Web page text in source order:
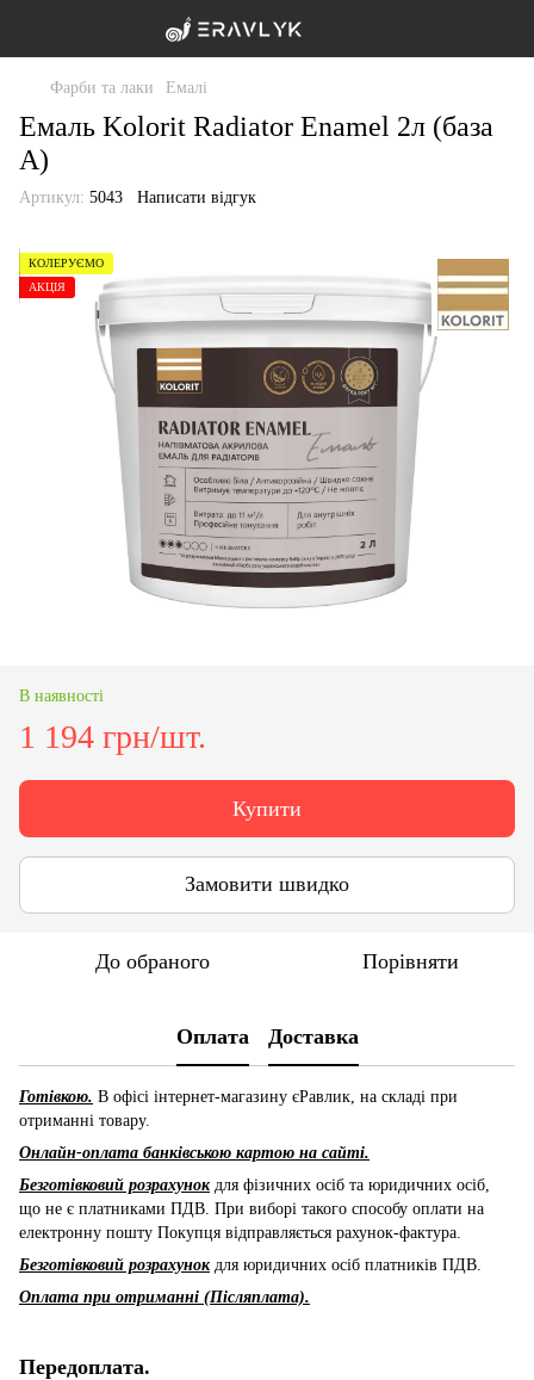
Фарби та лаки Емалі
Емаль Kolorit Radiator Enamel 2л (база
A)
Артикул: 5043 Написати відгук
КОЛЕРУЄМО
АКЦІЯ
В наявності
1 194 грн/шт.
Купити
Замовити швидко
До обраного Порівняти
Оплата Доставка
Готівкою. В офісі інтернет-магазину єРавлик, на складі при
отриманні товару.
Онлайн-оплата банківською картою на сайті.
Безготівковий розрахунокдля фізичних осіб та юридичних осіб,
що не є платниками ПДВ. При виборі такого способу оплати на
електронну пошту Покупця відправляється рахунок-фактура.
Безготівковий розрахунокдля юридичних осіб платників ПДВ.
Оплата при отриманні (Післяплата).
Передоплата.